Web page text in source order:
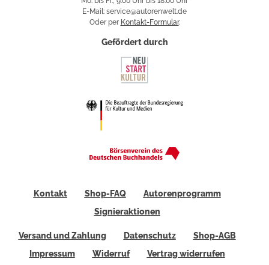
E-Mail: service@autorenwelt.de
Oder per Kontakt-Formular.
Gefördert durch
Kontakt Shop-FAQ
Autorenprogramm
Signieraktionen
Versand und Zahlung Datenschutz
Shop-AGB
Impressum
Widerruf Vertrag widerrufen